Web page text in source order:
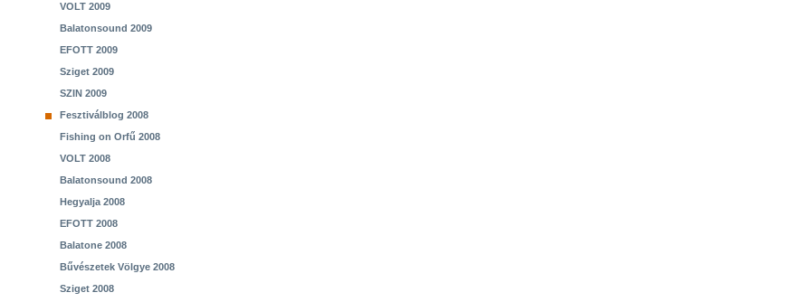
VOLT 2009
Balatonsound 2009
EFOTT 2009
Sziget 2009
SZIN 2009
Fesztiválblog 2008
Fishing on Orfű 2008
VOLT 2008
Balatonsound 2008
Hegyalja 2008
EFOTT 2008
Balatone 2008
Bűvészetek Völgye 2008
Sziget 2008